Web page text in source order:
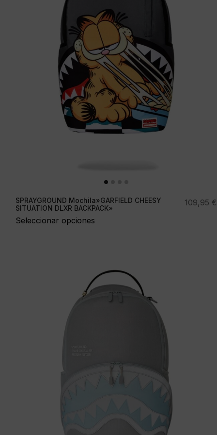
SPRAYGROUND Mochila»GARFIELD CHEESY
SITUATION DLXR BACKPACK»
Seleccionar opciones
109,95 €